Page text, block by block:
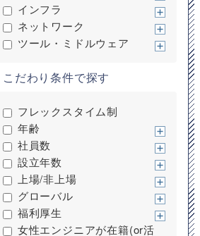
インフラ
ネットワーク
ツール・ミドルウェア
こだわり条件で探す
フレックスタイム制
年齢
社員数
設立年数
上場/非上場
グローバル
福利厚生
女性エンジニアが在籍(or活